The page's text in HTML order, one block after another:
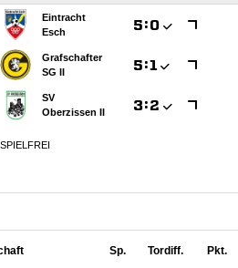
Eintracht
Esch
:
Grafschafter
SG II
:
SV
Oberzissen II
:
SPIELFREI
Sp. Tordiff. Pkt.